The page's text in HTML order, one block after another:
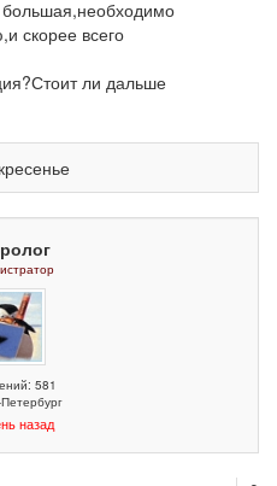
большая,необходимо
скорее всего
ли дальше
581
назад